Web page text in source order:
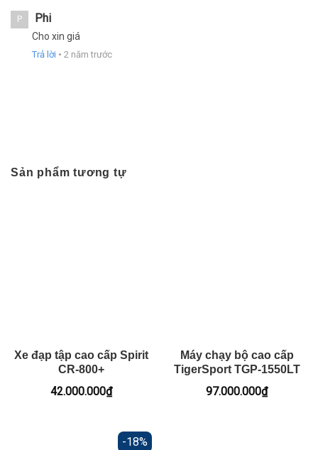
P Phi
Cho xin giá
Trả lời • 2 năm trước
Sản phẩm tương tự
Xe đạp tập cao cấp Spirit
CR-800+
42.000.000₫
Máy chạy bộ cao cấp
TigerSport TGP-1550LT
97.000.000₫
-18%